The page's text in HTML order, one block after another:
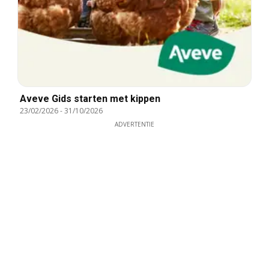
Aveve Gids starten met kippen
23/02/2026-31/10/2026
ADVERTENTIE